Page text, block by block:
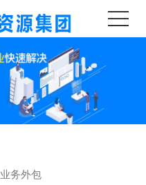
业务外包